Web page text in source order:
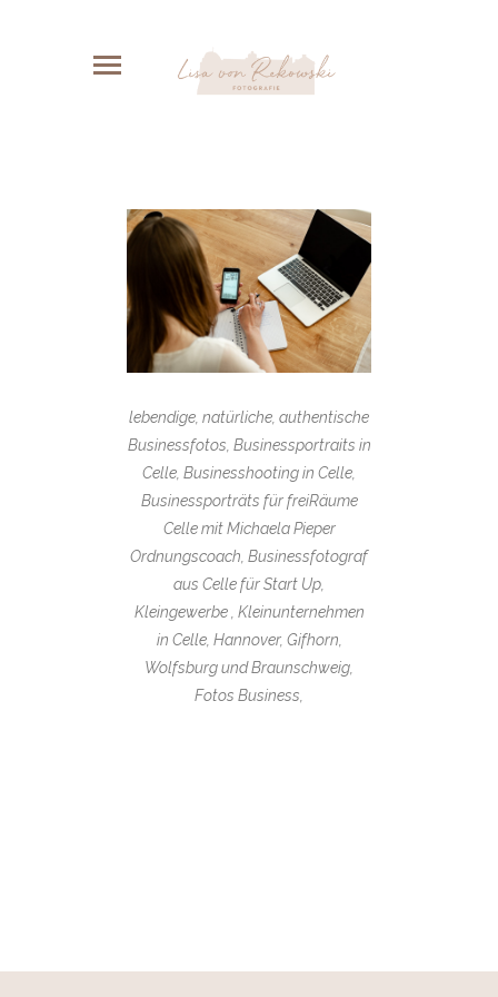
lebendige, natürliche, authentische
Businessfotos, Businessportraits in
Celle, Businesshooting in Celle,
Businessporträts für freiRäume
Celle mit Michaela Pieper
Ordnungscoach, Businessfotograf
aus Celle für Start Up,
Kleingewerbe , Kleinunternehmen
in Celle, Hannover, Gifhorn,
Wolfsburg und Braunschweig,
Fotos Business,